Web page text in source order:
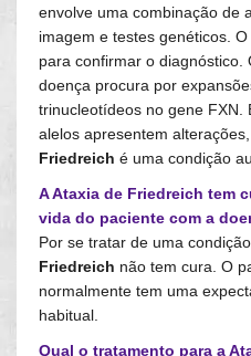
envolve uma combinação de
imagem e testes genéticos.
para confirmar o diagnóstico.
doença procura por
trinucleotídeos no gene FXN.
alelos apresentem
Friedreich é uma condição
A Ataxia de Friedreich tem
vida do paciente com a
Por se tratar de uma
Friedreich não tem cura. O
normalmente tem uma
habitual.
Qual o tratamento para a